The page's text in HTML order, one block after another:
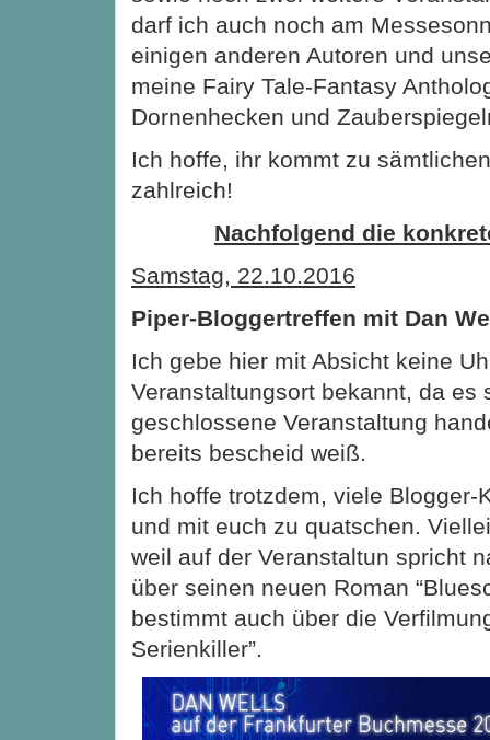
darf ich auch noch am
einigen anderen Autoren und
meine Fairy Tale-Fantasy
Dornenhecken und
Ich hoffe, ihr kommt zu
zahlreich!
Nachfolgend die
Samstag, 22.10.2016
Piper-Bloggertreffen mit Dan
Ich gebe hier mit Absicht keine
Veranstaltungsort bekannt, da es
geschlossene Veranstaltung
bereits bescheid weiß.
Ich hoffe trotzdem, viele Blogger-
und mit euch zu quatschen.
weil auf der Veranstaltun spricht
über seinen neuen Roman
bestimmt auch über die
Serienkiller”.